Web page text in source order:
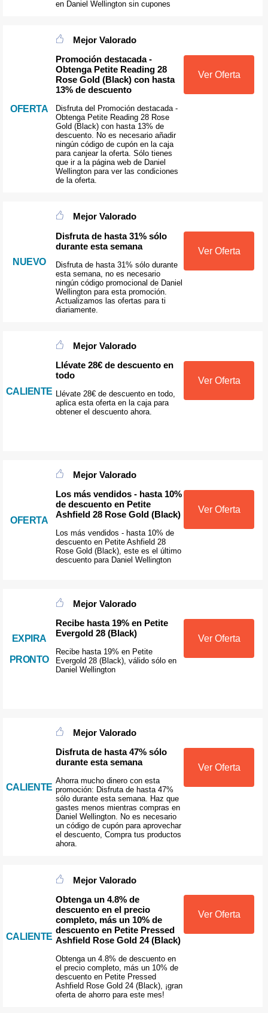
en Daniel Wellington sin cupones
OFERTA
Mejor Valorado
Promoción destacada -
Obtenga Petite Reading 28
Rose Gold (Black) con hasta
13% de descuento
Disfruta del Promoción destacada -
Obtenga Petite Reading 28 Rose
Gold (Black) con hasta 13% de
descuento. No es necesario añadir
ningún código de cupón en la caja
para canjear la oferta. Sólo tienes
que ir a la página web de Daniel
Wellington para ver las condiciones
de la oferta.
Ver Oferta
NUEVO
Mejor Valorado
Disfruta de hasta 31% sólo
durante esta semana
Disfruta de hasta 31% sólo durante
esta semana, no es necesario
ningún código promocional de Daniel
Wellington para esta promoción.
Actualizamos las ofertas para ti
diariamente.
Ver Oferta
CALIENTE
Mejor Valorado
Llévate 28€ de descuento en
todo
Llévate 28€ de descuento en todo,
aplica esta oferta en la caja para
obtener el descuento ahora.
Ver Oferta
OFERTA
Mejor Valorado
Los más vendidos - hasta 10%
de descuento en Petite
Ashfield 28 Rose Gold (Black)
Los más vendidos - hasta 10% de
descuento en Petite Ashfield 28
Rose Gold (Black), este es el último
descuento para Daniel Wellington
Ver Oferta
EXPIRA
PRONTO
Mejor Valorado
Recibe hasta 19% en Petite
Evergold 28 (Black)
Recibe hasta 19% en Petite
Evergold 28 (Black), válido sólo en
Daniel Wellington
Ver Oferta
CALIENTE
Mejor Valorado
Disfruta de hasta 47% sólo
durante esta semana
Ahorra mucho dinero con esta
promoción: Disfruta de hasta 47%
sólo durante esta semana. Haz que
gastes menos mientras compras en
Daniel Wellington. No es necesario
un código de cupón para aprovechar
el descuento, Compra tus productos
ahora.
Ver Oferta
CALIENTE
Mejor Valorado
Obtenga un 4.8% de
descuento en el precio
completo, más un 10% de
descuento en Petite Pressed
Ashfield Rose Gold 24 (Black)
Obtenga un 4.8% de descuento en
el precio completo, más un 10% de
descuento en Petite Pressed
Ashfield Rose Gold 24 (Black), ¡gran
oferta de ahorro para este mes!
Ver Oferta